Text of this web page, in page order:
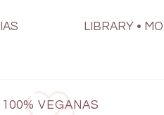
LIBRARY •
100% VEGANAS